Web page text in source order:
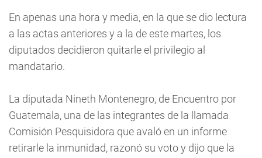
En apenas una hora y media, en la que se dio lectura
a las actas anteriores y a la de este martes, los
diputados decidieron quitarle el privilegio al
mandatario.
La diputada Nineth Montenegro, de Encuentro por
Guatemala, una de las integrantes de la llamada
Comisión Pesquisidora que avaló en un informe
retirarle la inmunidad, razonó su voto y dijo que la